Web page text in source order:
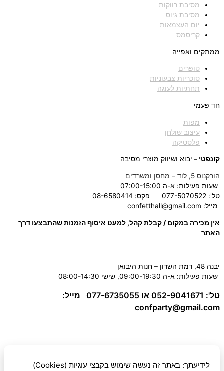
מסיבת רווקות
מסיבת גיוס
יום העצמאות
קריסמס
ממתקים ואפייה
טופרים
סוכריות צבעוניות
תחתיות לעוגה
חד פעמי
מפות
עיצוב שולחן
פלסטיקה
קונפטי –יבוא ושיווק מוצרי מסיבה
הורקנוס 5, לוד
– מחסן ומשרדים
שעות פעילות: א-ה 07:00-15:00
טל': 077-5070522
פקס: 08-6580414
מייל:confetthall@gmail.com
אין מכירה במקום / קבלת קהל, למעט איסוף הזמנות שהתבצעו דרך
האתר
יבנה 48, רמת השרון – חנות היבואן
שעות פעילות: א-ה 09:00-19:30, שישי 08:00-14:30
טל': 052-9041671 או 077-6735055
מייל:
confparty@gmail.com
לידיעתך: באתר זה נעשה שימוש בקבצי עוגיות (Cookies)